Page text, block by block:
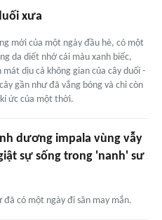
xưa
mới của một ngày đầu hè, có một
da diết nhớ cái màu xanh biếc,
mát dịu cả không gian của cây duối -
gần như đã vắng bóng và chỉ còn
ức của một thời.
dương impala vùng vẫy
sự sống trong 'nanh' sư
đã có một ngày đi săn may mắn.